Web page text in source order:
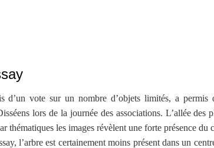
vote sur un nombre d’objets limités, a
lors de la journée des associations. L’allée des
les images révèlent une forte présence du
l’arbre est certainement moins présent dans un